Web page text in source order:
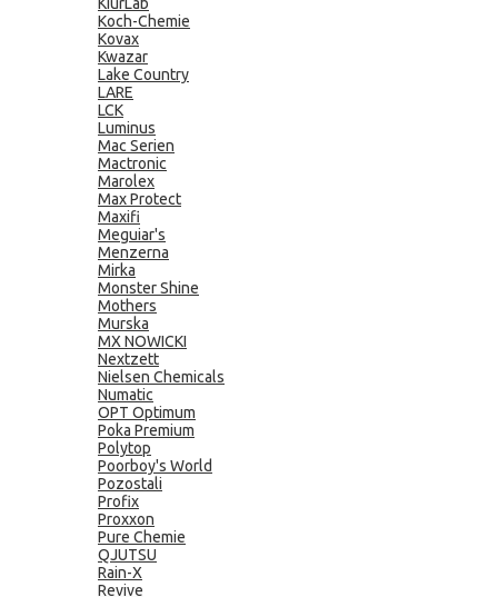
Koch-Chemie
Kovax
Kwazar
Lake Country
LARE
LCK
Luminus
Mac Serien
Mactronic
Marolex
Max Protect
Maxifi
Meguiar's
Menzerna
Mirka
Monster Shine
Mothers
Murska
MX NOWICKI
Nextzett
Nielsen Chemicals
Numatic
OPT Optimum
Poka Premium
Polytop
Poorboy's World
Pozostali
Profix
Proxxon
Pure Chemie
QJUTSU
Rain-X
Revive